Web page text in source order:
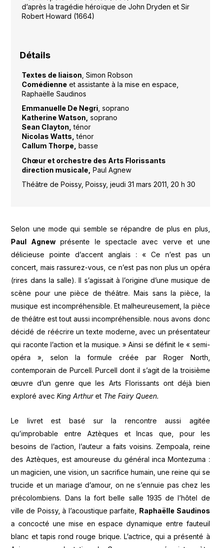
d’après la tragédie héroïque de John Dryden et Sir
Robert Howard (1664)
Détails
Textes de liaison , Simon Robson
Comédienne et assistante à la mise en espace,
Raphaëlle Saudinos
Emmanuelle De Negri , soprano
Katherine Watson, soprano
Sean Clayton, ténor
Nicolas Watts, ténor
Callum Thorpe, basse
Chœur et orchestre des Arts Florissants
direction musicale, Paul Agnew
Théâtre de Poissy, Poissy, jeudi 31 mars 2011, 20 h 30
Selon une mode qui semble se répandre de plus en plus,
Paul Agnewprésente le spectacle avec verve et une
délicieuse pointe d’accent anglais : « Ce n’est pas un
concert, mais rassurez-vous, ce n’est pas non plus un opéra
(rires dans la salle). Il s’agissait à l’origine d’une musique de
scène pour une pièce de théâtre. Mais sans la pièce, la
musique est incompréhensible. Et malheureusement, la pièce
de théâtre est tout aussi incompréhensible. nous avons donc
décidé de réécrire un texte moderne, avec un présentateur
qui raconte l’action et la musique. » Ainsi se définit le « semi-
opéra », selon la formule créée par Roger North,
contemporain de Purcell. Purcell dont il s’agit de la troisième
œuvre d’un genre que les Arts Florissants ont déjà bien
exploré avecKing Arthuret The Fairy Queen.
Le livret est basé sur la rencontre aussi agitée
qu’improbable entre Aztèques et Incas que, pour les
besoins de l’action, l’auteur a faits voisins. Zempoala, reine
des Aztèques, est amoureuse du général inca Montezuma :
un magicien, une vision, un sacrifice humain, une reine qui se
trucide et un mariage d’amour, on ne s’ennuie pas chez les
précolombiens. Dans la fort belle salle 1935 de l’hôtel de
ville de Poissy, à l’acoustique parfaite, Raphaëlle Saudinos
a concocté une mise en espace dynamique entre fauteuil
blanc et tapis rond rouge brique. L’actrice, qui a présenté à